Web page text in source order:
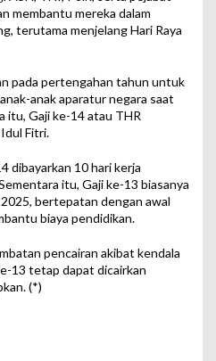
membantu mereka dalam
terutama menjelang Hari Raya
pada pertengahan tahun untuk
anak aparatur negara saat
itu, Gaji ke-14 atau THR
Fitri.
dibayarkan 10 hari kerja
itu, Gaji ke-13 biasanya
bertepatan dengan awal
biaya pendidikan.
pencairan akibat kendala
13 tetap dapat dicairkan
(*)